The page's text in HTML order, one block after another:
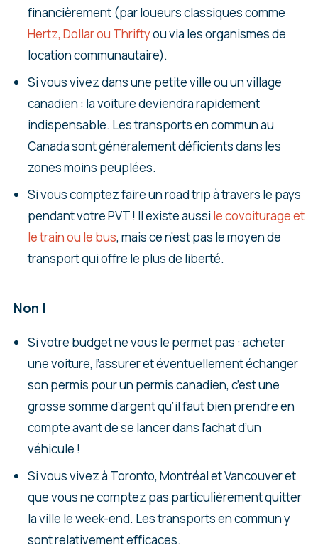
financièrement (par loueurs classiques comme
Hertz, Dollar ou Thriftyou via les organismes de
location communautaire).
Si vous vivez dans une petite ville ou un village
canadien : la voiture deviendra rapidement
indispensable. Les transports en commun au
Canada sont généralement déficients dans les
zones moins peuplées.
Si vous comptez faire un road trip à travers le pays
pendant votre PVT ! Il existe aussi le covoiturage et
le train ou le bus, mais ce n’est pas le moyen de
transport qui offre le plus de liberté.
Non !
Si votre budget ne vous le permet pas : acheter
une voiture, l’assurer et éventuellement échanger
son permis pour un permis canadien, c’est une
grosse somme d’argent qu’il faut bien prendre en
compte avant de se lancer dans l’achat d’un
véhicule !
Si vous vivez à Toronto, Montréal et Vancouver et
que vous ne comptez pas particulièrement quitter
la ville le week-end. Les transports en commun y
sont relativement efficaces.